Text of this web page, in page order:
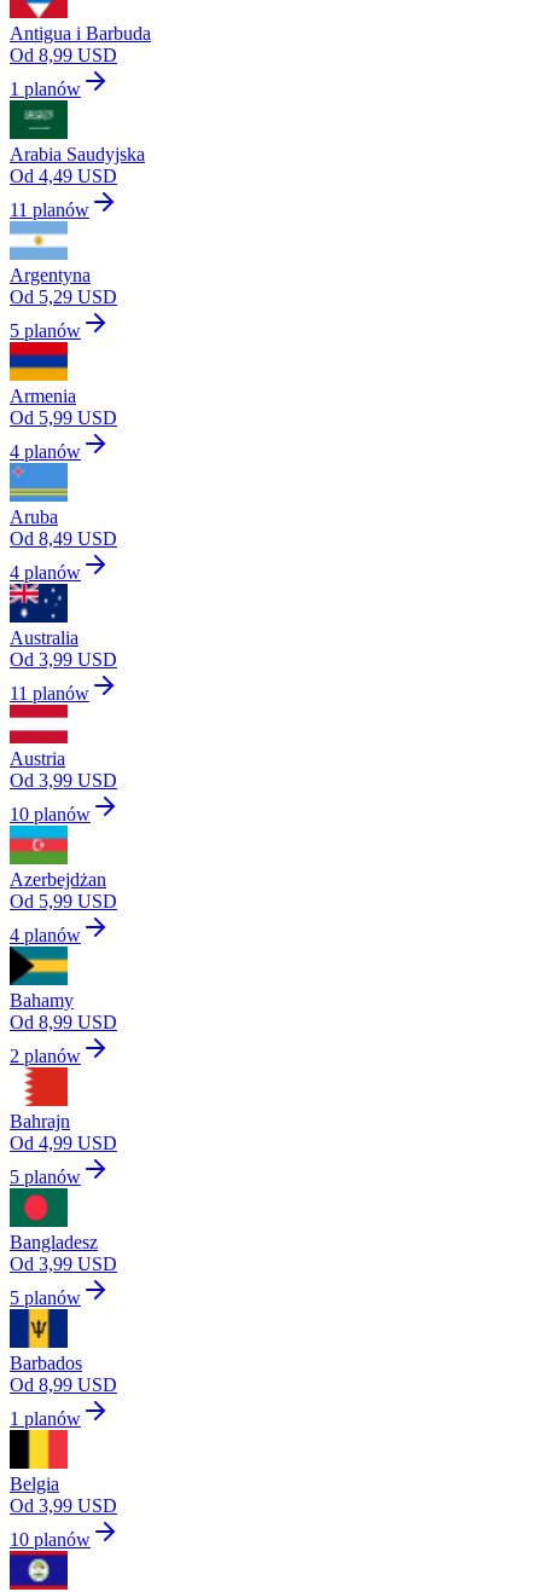
Antigua i Barbuda
Od 8,99 USD
1 planów
Arabia Saudyjska
Od 4,49 USD
11 planów
Argentyna
Od 5,29 USD
5 planów
Armenia
Od 5,99 USD
4 planów
Aruba
Od 8,49 USD
4 planów
Australia
Od 3,99 USD
11 planów
Austria
Od 3,99 USD
10 planów
Azerbejdżan
Od 5,99 USD
4 planów
Bahamy
Od 8,99 USD
2 planów
Bahrajn
Od 4,99 USD
5 planów
Bangladesz
Od 3,99 USD
5 planów
Barbados
Od 8,99 USD
1 planów
Belgia
Od 3,99 USD
10 planów